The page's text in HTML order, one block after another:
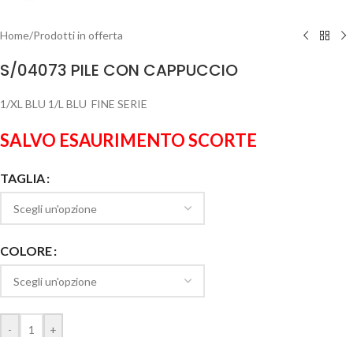
Home/Prodotti in offerta
S/04073 PILE CON CAPPUCCIO
1/XL BLU 1/L BLU FINE SERIE
SALVO ESAURIMENTO SCORTE
TAGLIA
COLORE
- +